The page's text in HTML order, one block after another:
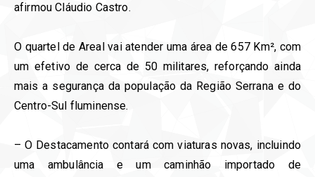
afirmou Cláudio Castro.
O quartel de Areal vai atender uma área de 657 Km², com
um efetivo de cerca de 50 militares, reforçando ainda
mais a segurança da população da Região Serrana e do
Centro-Sul fluminense.
– O Destacamento contará com viaturas novas, incluindo
uma ambulância e um caminhão importado de